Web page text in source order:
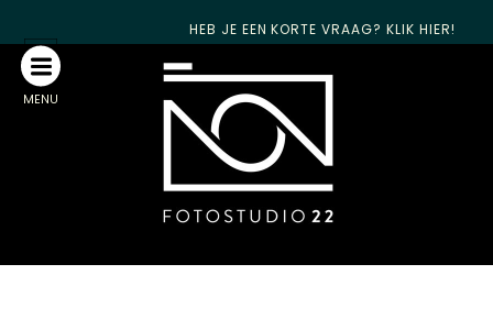
MENU
HEB JE EEN KORTE VRAAG? KLIK HIER!